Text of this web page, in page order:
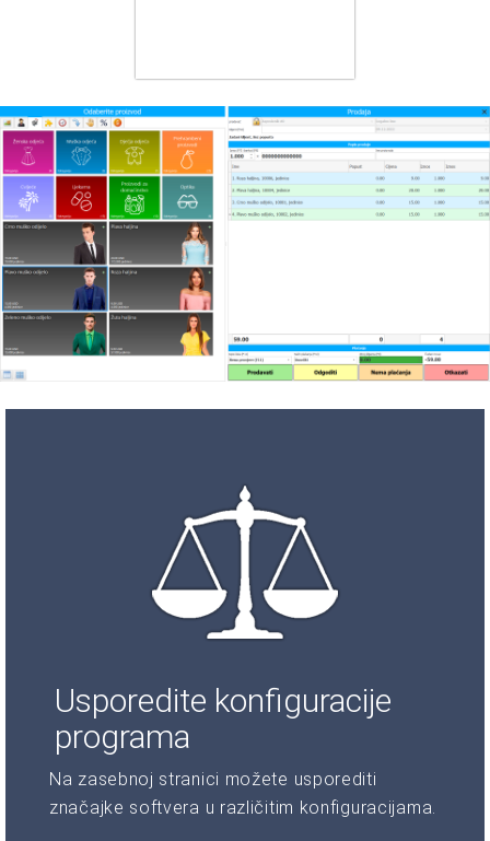
Usporedite konfiguracije
programa
Na zasebnoj stranici možete usporediti
značajke softvera u različitim konfiguracijama.